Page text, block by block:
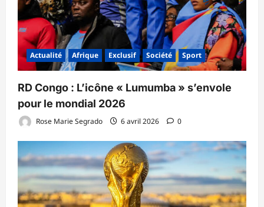
Actualité Afrique Exclusif Société Sport
RD Congo : L’icône « Lumumba » s’envole
pour le mondial 2026
Rose Marie Segrado 6 avril 2026 0